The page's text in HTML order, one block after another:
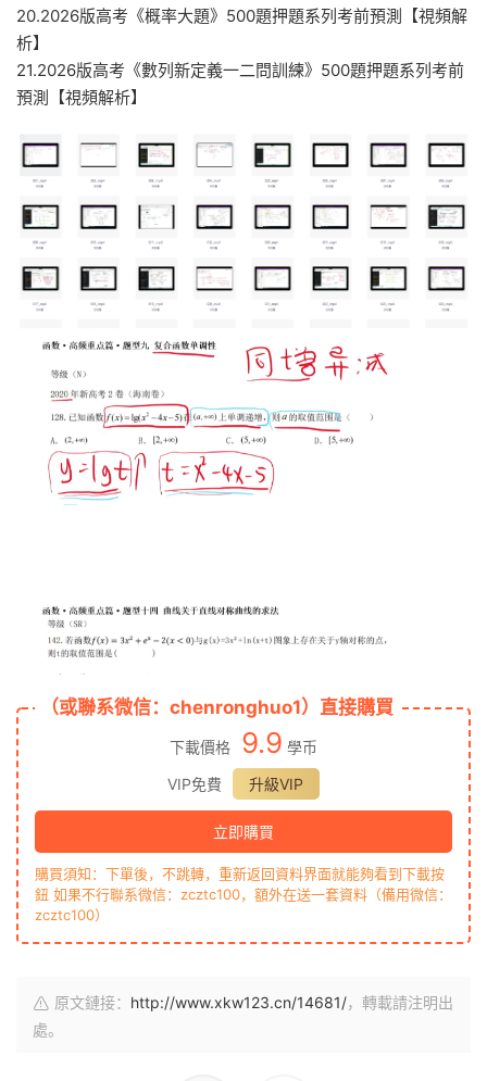
20.2026版高考《概率大題》500題押題系列考前預測【視頻解
析】
21.2026版高考《數列新定義一二問訓練》500題押題系列考前
預測【視頻解析】
（或聯系微信：chenronghuo1）直接購買
下載價格 9.9 學币
VIP免費
升級VIP
立即購買
購買須知：下單後，不跳轉，重新返回資料界面就能夠看到下載按
鈕 如果不行聯系微信：zcztc100，額外在送一套資料（備用微信：
zcztc100）
原文鏈接： http://www.xkw123.cn/14681/，轉載請注明出
處。